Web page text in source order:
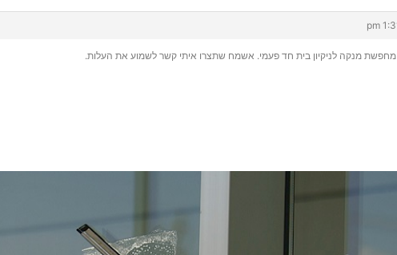
מחפשת מנקה לניקיון בית חד פעמי. אשמח שתצרו איתי קשר לשמוע את העלות.